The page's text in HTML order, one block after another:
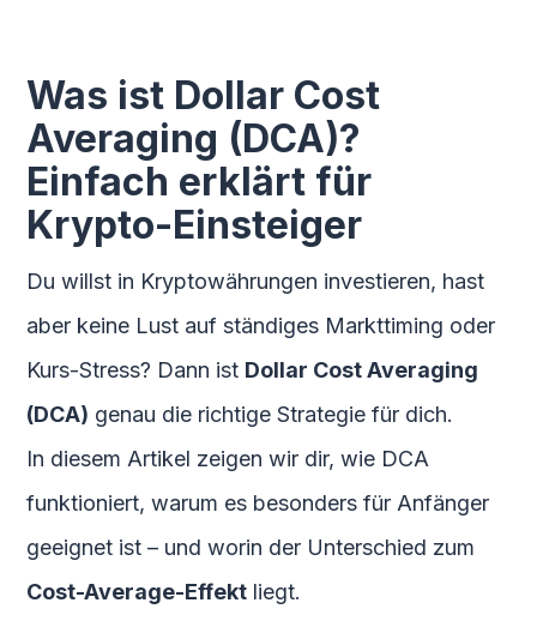
Was ist Dollar Cost
Averaging (DCA)?
Einfach erklärt für
Krypto-Einsteiger
Du willst in Kryptowährungen investieren, hast
aber keine Lust auf ständiges Markttiming oder
Kurs-Stress? Dann ist Dollar Cost Averaging
(DCA) genau die richtige Strategie für dich.
In diesem Artikel zeigen wir dir, wie DCA
funktioniert, warum es besonders für Anfänger
geeignet ist – und worin der Unterschied zum
Cost-Average-Effekt liegt.